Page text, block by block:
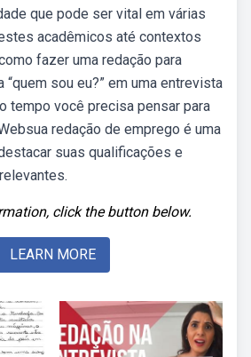
que pode ser vital em várias
acadêmicos até contextos
fazer uma redação para
“quem sou eu?” em uma entrevista
tempo você precisa pensar para
redação de emprego é uma
suas qualificações e
click the button below.
LEARN MORE